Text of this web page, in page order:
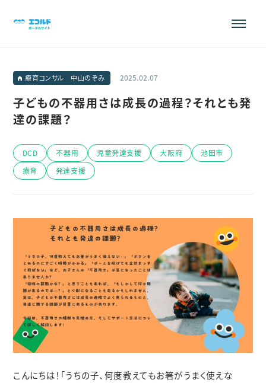
療育コンサル 中山のぞみ 2025.02.07
子どもの不器用さは成長の過程？それとも発
達の課題？
DCD 不器用 児童発達支援 大阪府
池田市
療育
発達支援
こんにちは！「うちの子、何度教えてもお箸がうまく使えな